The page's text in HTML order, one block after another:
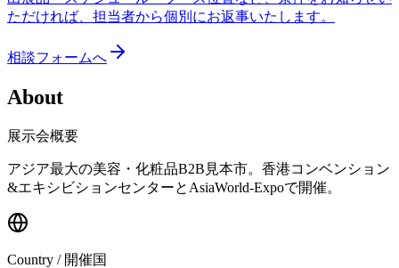
ただければ、担当者から個別にお返事いたします。
相談フォームへ
About
展示会概要
アジア最大の美容・化粧品B2B見本市。香港コンベンション
&エキシビションセンターとAsiaWorld-Expoで開催。
Country / 開催国